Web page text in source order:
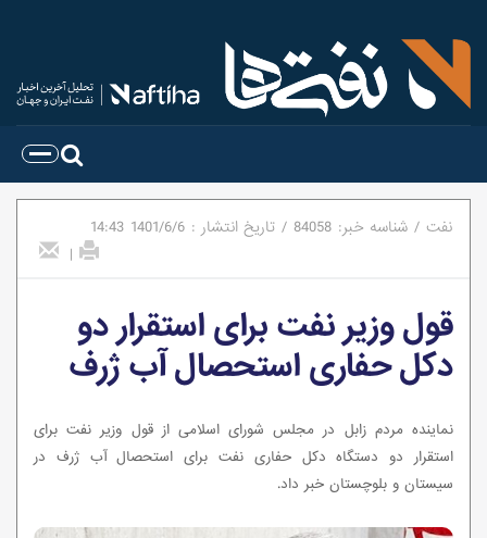
نفت / شناسه خبر: 84058
/ تاریخ انتشار : 1401/6/6
14:43
|
قول وزیر نفت برای استقرار دو
دکل حفاری استحصال آب ژرف
نماینده مردم زابل در مجلس شورای اسلامی از قول وزیر نفت برای
استقرار دو دستگاه دکل حفاری نفت برای استحصال آب ژرف در
سیستان و بلوچستان خبر داد.